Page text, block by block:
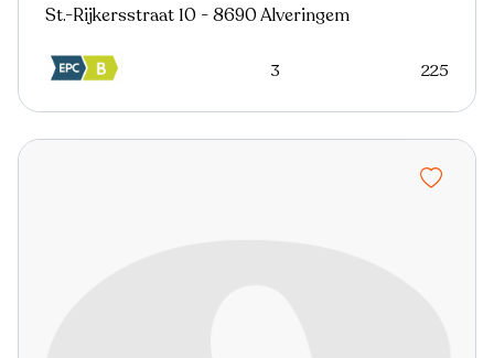
St.-Rijkersstraat 10 - 8690 Alveringem
3 225